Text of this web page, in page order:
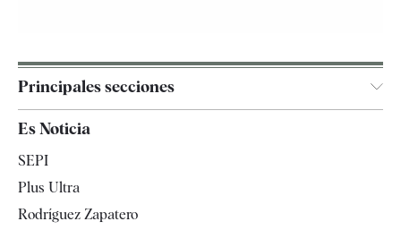
Principales secciones
España
Televisión
Es Noticia
SEPI
Plus Ultra
Rodríguez Zapatero